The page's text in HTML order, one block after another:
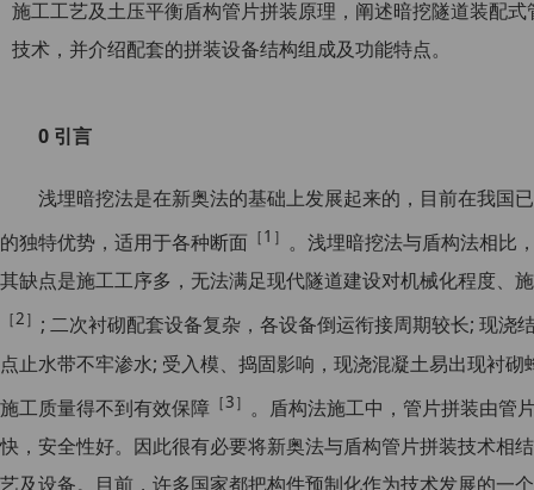
施工工艺及土压平衡盾构管片拼装原理，阐述暗挖隧道装配
技术，并介绍配套的拼装设备结构组成及功能特点。
0 引言
浅埋暗挖法是在新奥法的基础上发展起来的，目前在我国
的独特优势，适用于各种断面 ［1］ 。浅埋暗挖法与盾构法相比
其缺点是施工工序多，无法满足现代隧道建设对机械化程度、
［2］ ; 二次衬砌配套设备复杂，各设备倒运衔接周期较长; 现浇
点止水带不牢渗水; 受入模、捣固影响，现浇混凝土易出现衬
施工质量得不到有效保障 ［3］ 。盾构法施工中，管片拼装由管
快，安全性好。因此很有必要将新奥法与盾构管片拼装技术相
艺及设备。目前，许多国家都把构件预制化作为技术发展的一